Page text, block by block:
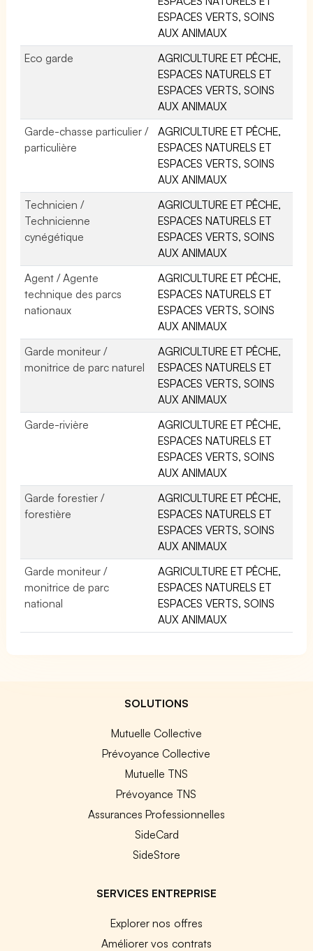
ESPACES VERTS, SOINS
AUX ANIMAUX
Eco garde
AGRICULTURE ET PÊCHE,
ESPACES NATURELS ET
ESPACES VERTS, SOINS
AUX ANIMAUX
Garde-chasse particulier /
particulière
AGRICULTURE ET PÊCHE,
ESPACES NATURELS ET
ESPACES VERTS, SOINS
AUX ANIMAUX
Technicien /
Technicienne
cynégétique
AGRICULTURE ET PÊCHE,
ESPACES NATURELS ET
ESPACES VERTS, SOINS
AUX ANIMAUX
Agent / Agente
technique des parcs
nationaux
AGRICULTURE ET PÊCHE,
ESPACES NATURELS ET
ESPACES VERTS, SOINS
AUX ANIMAUX
Garde moniteur /
monitrice de parc naturel
AGRICULTURE ET PÊCHE,
ESPACES NATURELS ET
ESPACES VERTS, SOINS
AUX ANIMAUX
Garde-rivière
AGRICULTURE ET PÊCHE,
ESPACES NATURELS ET
ESPACES VERTS, SOINS
AUX ANIMAUX
Garde forestier /
forestière
AGRICULTURE ET PÊCHE,
ESPACES NATURELS ET
ESPACES VERTS, SOINS
AUX ANIMAUX
Garde moniteur /
monitrice de parc
national
AGRICULTURE ET PÊCHE,
ESPACES NATURELS ET
ESPACES VERTS, SOINS
AUX ANIMAUX
SOLUTIONS
Mutuelle Collective
Prévoyance Collective
Mutuelle TNS
Prévoyance TNS
Assurances Professionnelles
SideCard
SideStore
SERVICES ENTREPRISE
Explorer nos offres
Améliorer vos contrats